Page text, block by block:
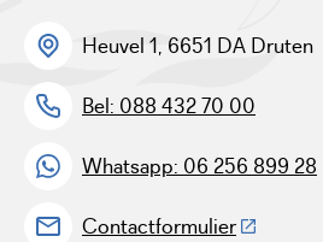
Heuvel 1, 6651 DA Druten
Bel: 088 432 70 00
Whatsapp: 06 256 899 28
Contactformulier(Deze